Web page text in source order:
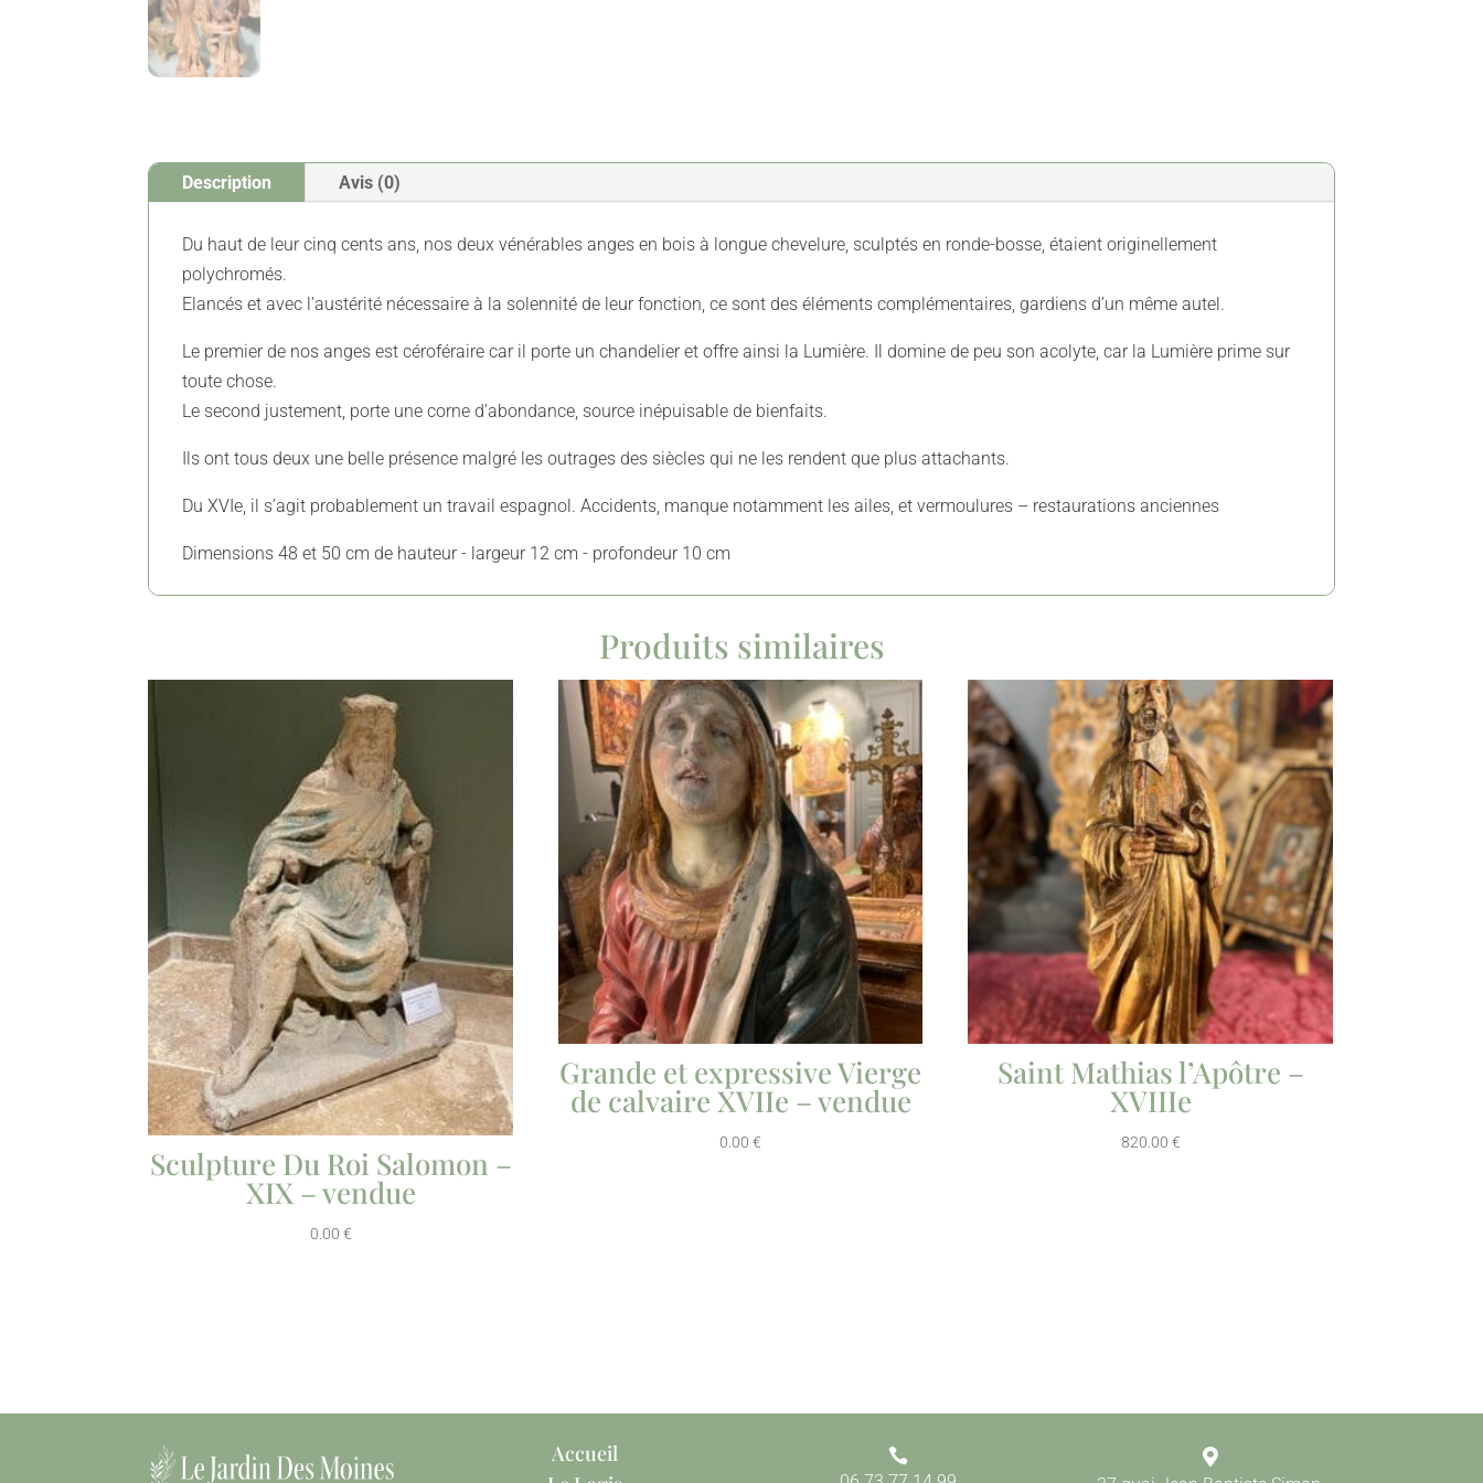
Description Avis (0)
Du haut de leur cinq cents ans, nos deux vénérables anges en bois à longue chevelure, sculptés en ronde-bosse, étaient originellement
polychromés.
Elancés et avec l’austérité nécessaire à la solennité de leur fonction, ce sont des éléments complémentaires, gardiens d’un même autel.
Le premier de nos anges est céroféraire car il porte un chandelier et offre ainsi la Lumière. Il domine de peu son acolyte, car la Lumière prime sur
toute chose.
Le second justement, porte une corne d’abondance, source inépuisable de bienfaits.
Ils ont tous deux une belle présence malgré les outrages des siècles qui ne les rendent que plus attachants.
Du XVIe, il s’agit probablement un travail espagnol. Accidents, manque notamment les ailes, et vermoulures – restaurations anciennes
Dimensions 48 et 50 cm de hauteur - largeur 12 cm - profondeur 10 cm
Produits similaires
Sculpture Du Roi Salomon –
XIX – vendue
0.00 €
Grande et expressive Vierge
de calvaire XVIIe – vendue
0.00€
Saint Mathias l’Apôtre –
XVIIIe
820.00 €
Accueil
 